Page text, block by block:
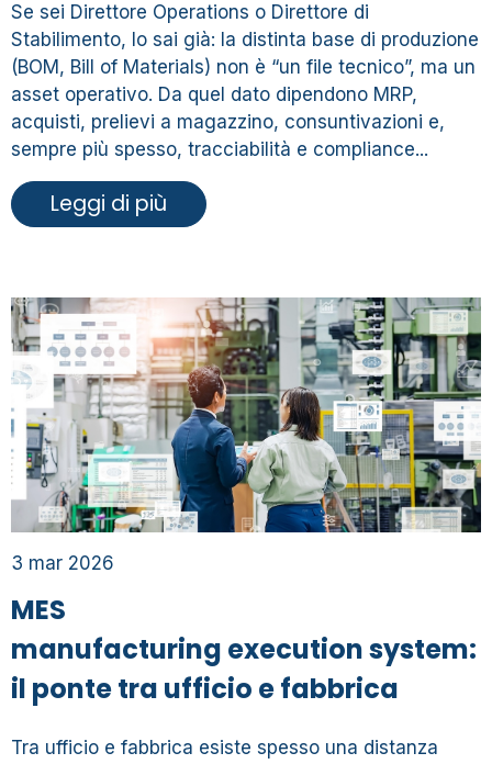
Se sei Direttore Operations o Direttore di
Stabilimento, lo sai già: la distinta base di produzione
(BOM, Bill of Materials) non è “un file tecnico”, ma un
asset operativo. Da quel dato dipendono MRP,
acquisti, prelievi a magazzino, consuntivazioni e,
sempre più spesso, tracciabilità e compliance...
Leggi di più
3 mar 2026
MES
manufacturing execution system:
il ponte tra ufficio e fabbrica
Tra ufficio e fabbrica esiste spesso una distanza